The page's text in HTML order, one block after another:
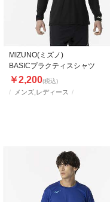
メンズ,レディース
MIZUNO(ミズノ)
BASICプラクティスシャツ
￥2,200(税込)